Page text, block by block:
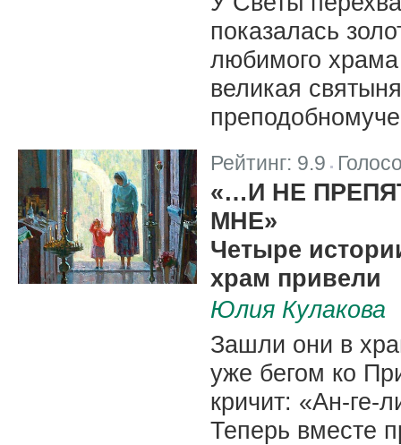
показалась
любимого
великая
Рейтинг: 9.9 |
«…И НЕ
МНЕ»
Четыре
храм привели
Юлия Кулакова
Зашли они в
уже бегом ко
кричит: «Ан-
Теперь вместе